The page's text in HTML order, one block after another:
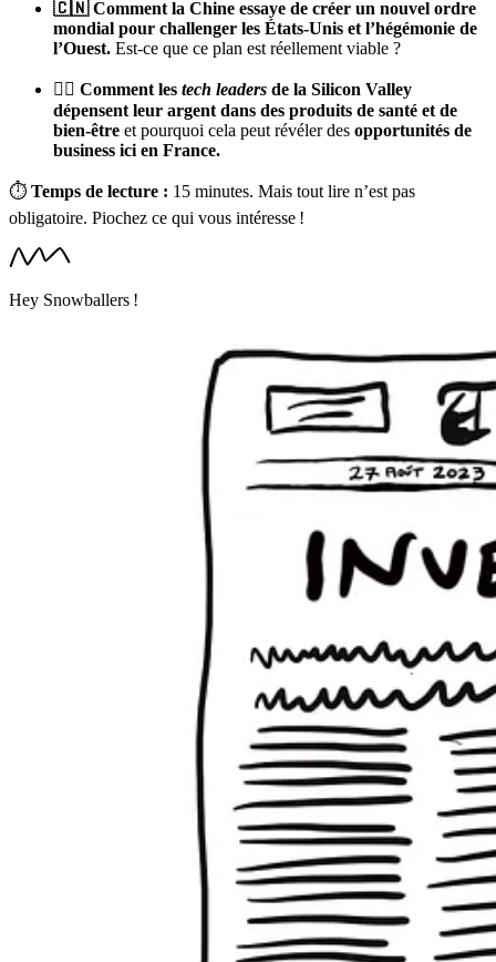
🇨🇳 Comment la Chine essaye de créer un nouvel ordre
mondial pour challenger les États-Unis et l’hégémonie de
l’Ouest. Est-ce que ce plan est réellement viable ?
👩‍⚕️ Comment les tech leaders de la Silicon Valley
dépensent leur argent dans des produits de santé et de
bien-être et pourquoi cela peut révéler des opportunités de
business ici en France.
⏱ Temps de lecture : 15 minutes. Mais tout lire n’est pas
obligatoire. Piochez ce qui vous intéresse !
Hey Snowballers !